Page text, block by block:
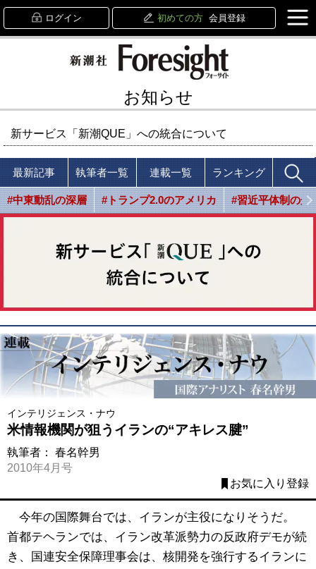
ログイン 初めての方 会員登録
お知らせ
新サービス「新潮QUE」への統合について
最新記事 執筆者一覧 連載一覧 ランキング
#中東動乱の深層 #トランプ2.0のアメリカ #習近平体制の光
インテリジェンス・ナウ
米情報機関が狙うイランの“アキレス腱”
執筆者： 春名幹男
2010年4月号
お気に入り登録
今年の国際舞台では、イランが主役になりそうだ。
首都テヘランでは、イラン改革派勢力の反政府デモが続
き、国連安全保障理事会は、核開発を強行するイランに